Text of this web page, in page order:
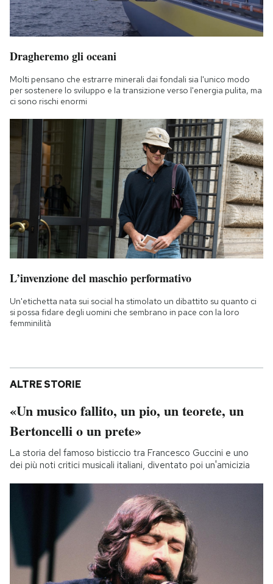
Dragheremo gli oceani
Molti pensano che estrarre minerali dai fondali sia l'unico modo
per sostenere lo sviluppo e la transizione verso l'energia pulita, ma
ci sono rischi enormi
L’invenzione del maschio performativo
Un'etichetta nata sui social ha stimolato un dibattito su quanto ci
si possa fidare degli uomini che sembrano in pace con la loro
femminilità
ALTRE STORIE
«Un musico fallito, un pio, un teorete, un
Bertoncelli o un prete»
La storia del famoso bisticcio tra Francesco Guccini e uno
dei più noti critici musicali italiani, diventato poi un'amicizia